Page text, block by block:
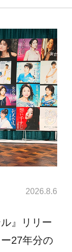
2026.8.6
』リリー
27年分の